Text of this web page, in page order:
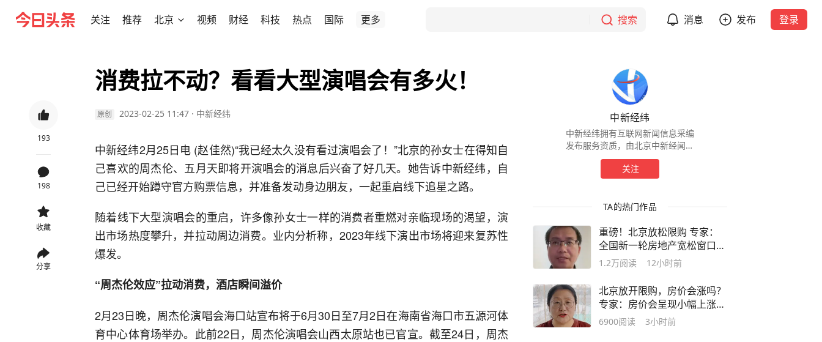
关注 推荐 北京 视频 财经 科技 热点 国际 更多 搜索 消息 发布 登录
193
198
收藏
分享
消费拉不动？看看大型演唱会有多火！
原创 2023-02-25 11:47 · 中新经纬
中新经纬2月25日电 (赵佳然)“我已经太久没有看过演唱会了！”北京的孙女士在得知自
己喜欢的周杰伦、五月天即将开演唱会的消息后兴奋了好几天。她告诉中新经纬，自
己已经开始蹲守官方购票信息，并准备发动身边朋友，一起重启线下追星之路。
随着线下大型演唱会的重启，许多像孙女士一样的消费者重燃对亲临现场的渴望，演
出市场热度攀升，并拉动周边消费。业内分析称，2023年线下演出市场将迎来复苏性
爆发。
“周杰伦效应”拉动消费，酒店瞬间溢价
2月23日晚，周杰伦演唱会海口站宣布将于6月30日至7月2日在海南省海口市五源河体
育中心体育场举办。此前22日，周杰伦演唱会山西太原站也已官宣。截至24日，周杰
中新经纬
中新经纬拥有互联网新闻信息采编
发布服务资质，由北京中新经闻信
息科技有限公司运营。
关注
TA的热门作品
重磅！北京放松限购 专家：
全国新一轮房地产宽松窗口打
开｜宅男财经
1.2万阅读 12小时前
北京放开限购，房价会涨吗？
专家：房价会呈现小幅上涨，
新政有利于二手房出售｜宅男
6900阅读 3小时前